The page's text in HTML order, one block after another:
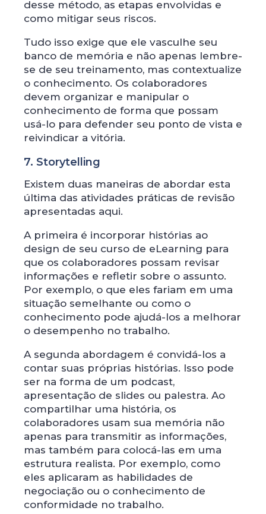
desse método, as etapas envolvidas e
como mitigar seus riscos.
Tudo isso exige que ele vasculhe seu
banco de memória e não apenas lembre-
se de seu treinamento, mas contextualize
o conhecimento. Os colaboradores
devem organizar e manipular o
conhecimento de forma que possam
usá-lo para defender seu ponto de vista e
reivindicar a vitória.
7. Storytelling
Existem duas maneiras de abordar esta
última das atividades práticas de revisão
apresentadas aqui.
A primeira é incorporar histórias ao
design de seu curso de eLearning para
que os colaboradores possam revisar
informações e refletir sobre o assunto.
Por exemplo, o que eles fariam em uma
situação semelhante ou como o
conhecimento pode ajudá-los a melhorar
o desempenho no trabalho.
A segunda abordagem é convidá-los a
contar suas próprias histórias. Isso pode
ser na forma de um podcast,
apresentação de slides ou palestra. Ao
compartilhar uma história, os
colaboradores usam sua memória não
apenas para transmitir as informações,
mas também para colocá-las em uma
estrutura realista. Por exemplo, como
eles aplicaram as habilidades de
negociação ou o conhecimento de
conformidade no trabalho.